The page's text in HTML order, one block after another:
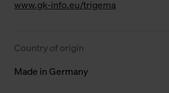
www.gk-info.eu/trigema
Country of origin
Made in Germany